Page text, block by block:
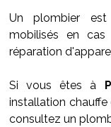
Un plombier
mobilisés en
réparation
Si vous êtes à
installation
consultez un